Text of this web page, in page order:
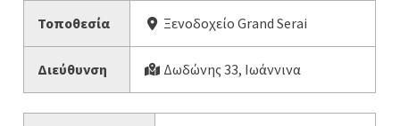
Τοποθεσία Ξενοδοχείο Grand Serai
Διεύθυνση Δωδώνης 33, Ιωάννινα